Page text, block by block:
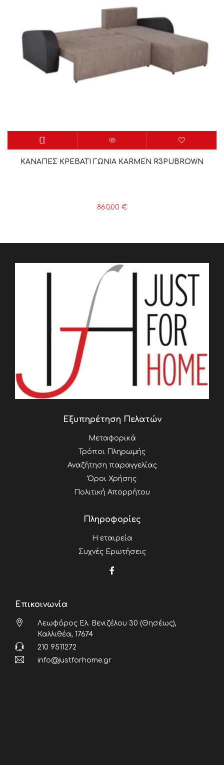
ΚΑΝΑΠΕΣ ΚΡΕΒΑΤΙ ΓΩΝΙΑ KARMEN R3PUBROWN
860,00 €
Εξυπηρέτηση Πελατών
Μεταφορικά
Τρόποι Πληρωμής
Αναζήτηση παραγγελίας
Όροι Χρήσης
Πολιτική Απορρήτου
Πληροφορίες
Η εταιρεία
Συχνές Ερωτήσεις
Επικοινωνία
Λεωφόρος Ελ. Βενιζέλου 30 (Θησέως),
Καλλιθέα, 17674
210 9511272
info@justforhome.gr